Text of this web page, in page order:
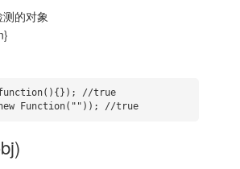
的对象
//true
Function("")); //true